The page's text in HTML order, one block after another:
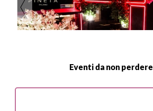
Eventi da non perdere